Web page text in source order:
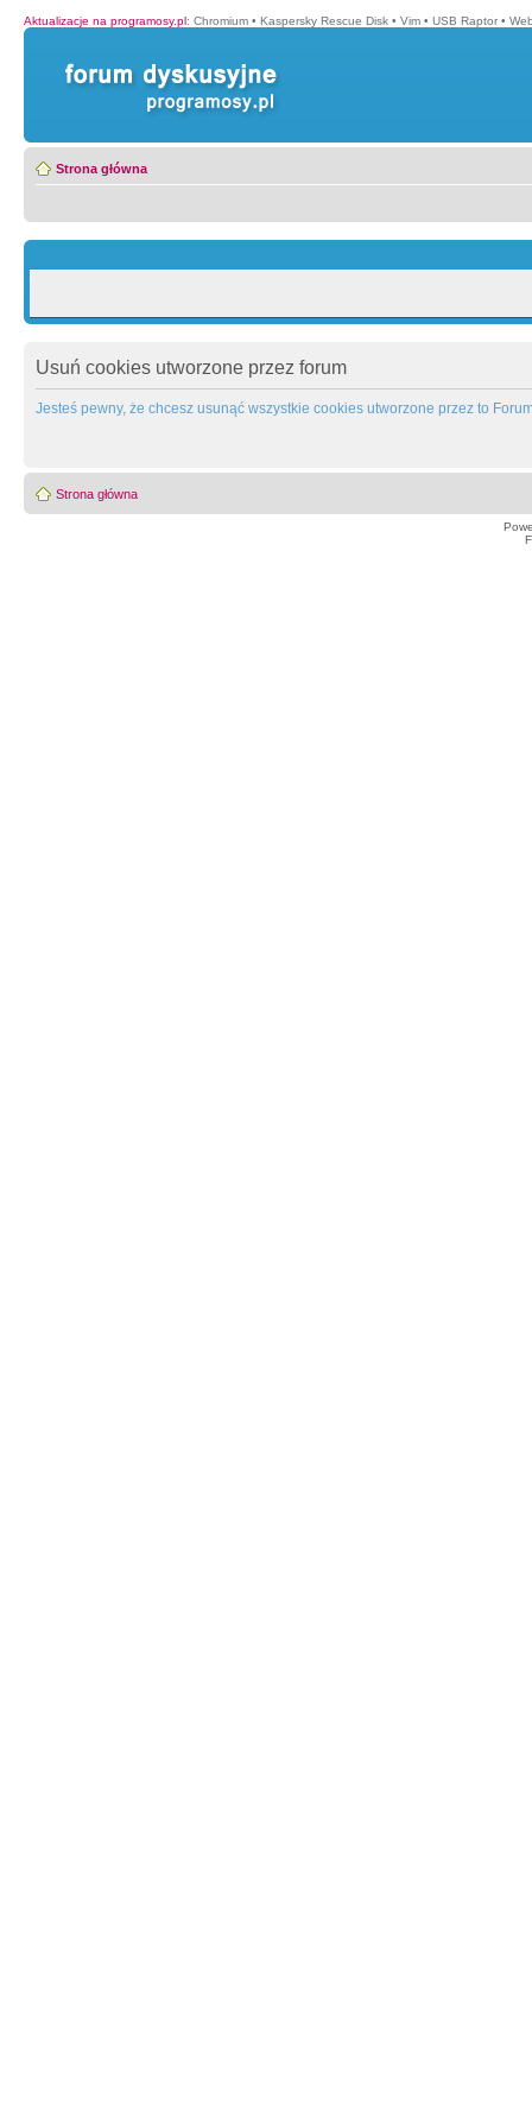
Aktualizacje na programosy.pl: Chromium • Kaspersky Rescue Disk • Vim • USB Raptor •
Strona główna
Usuń cookies utworzone przez forum
Jesteś pewny, że chcesz usunąć wszystkie cookies utworzone przez to
Strona główna